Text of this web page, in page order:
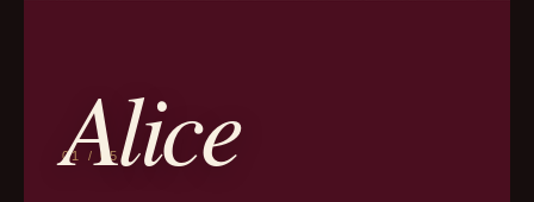
01 / 05
Alice